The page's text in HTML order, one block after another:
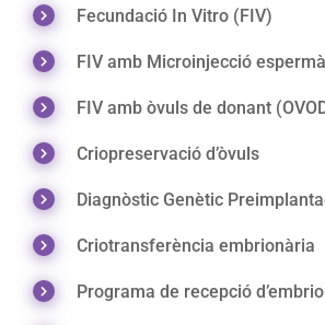
Fecundació In Vitro (FIV)
FIV amb Microinjecció
FIV amb òvuls de donant
Criopreservació d’òvuls
Diagnòstic Genètic
Criotransferència embrionària
Programa de recepció